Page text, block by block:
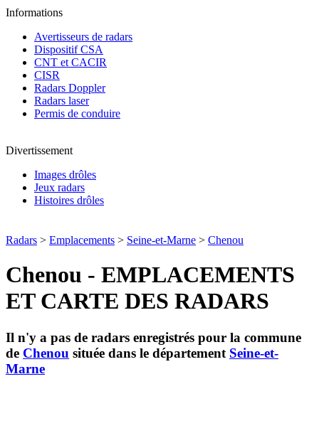
Informations
Avertisseurs de radars
Dispositif CSA
CNT et CACIR
CISR
Radars Doppler
Radars laser
Permis de conduire
Divertissement
Images drôles
Jeux radars
Histoires drôles
Radars > Emplacements > Seine-et-Marne > Chenou
Chenou - EMPLACEMENTS
ET CARTE DES RADARS
Il n'y a pas de radars enregistrés pour la commune
de Chenou située dans le département Seine-et-
Marne